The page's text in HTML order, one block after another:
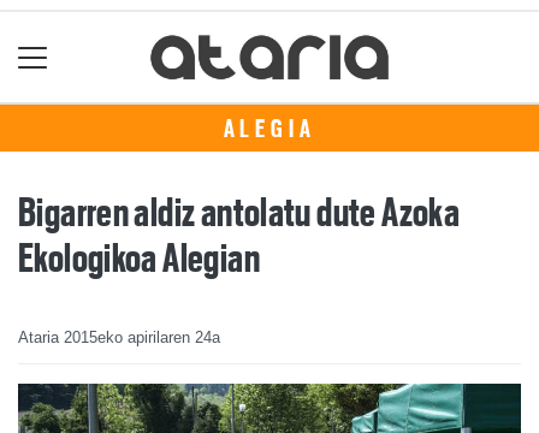
ALEGIA
Bigarren aldiz antolatu dute Azoka
Ekologikoa Alegian
Ataria 2015eko apirilaren 24a